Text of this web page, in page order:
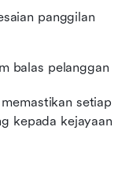
panggilan
balas pelanggan
setiap
kepada kejayaan